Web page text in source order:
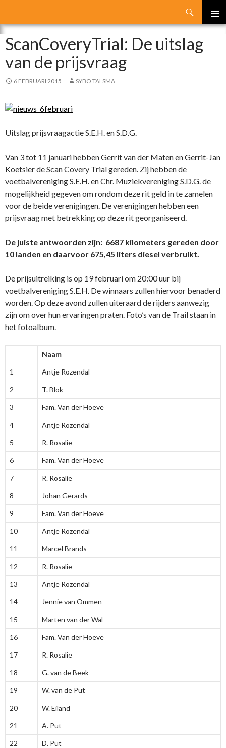
CONTENT
ScanCoveryTrial: De uitslag
van de prijsvraag
6 FEBRUARI 2015 SYBO TALSMA
Uitslag prijsvraagactie S.E.H. en S.D.G.
Van 3 tot 11 januari hebben Gerrit van der Maten en Gerrit-Jan
Koetsier de Scan Covery Trial gereden. Zij hebben de
voetbalvereniging S.E.H. en Chr. Muziekvereniging S.D.G. de
mogelijkheid gegeven om rondom deze rit geld in te zamelen
voor de beide verenigingen. De verenigingen hebben een
prijsvraag met betrekking op deze rit georganiseerd.
De juiste antwoorden zijn: 6687 kilometers gereden door
10 landen en daarvoor 675,45 liters diesel verbruikt.
De prijsuitreiking is op 19 februari om 20:00 uur bij
voetbalvereniging S.E.H. De winnaars zullen hiervoor benaderd
worden. Op deze avond zullen uiteraard de rijders aanwezig
zijn om over hun ervaringen praten. Foto’s van de Trail staan in
het fotoalbum.
Naam
1 Antje Rozendal
2 T. Blok
3 Fam. Van der Hoeve
4 Antje Rozendal
5 R. Rosalie
6 Fam. Van der Hoeve
7 R. Rosalie
8 Johan Gerards
9 Fam. Van der Hoeve
10 Antje Rozendal
11 Marcel Brands
12 R. Rosalie
13 Antje Rozendal
14 Jennie van Ommen
15 Marten van der Wal
16 Fam. Van der Hoeve
17 R. Rosalie
18 G. van de Beek
19 W. van de Put
20 W. Eiland
21 A. Put
22 D. Put